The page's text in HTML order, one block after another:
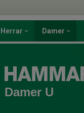
Herrar Damer
Damer U